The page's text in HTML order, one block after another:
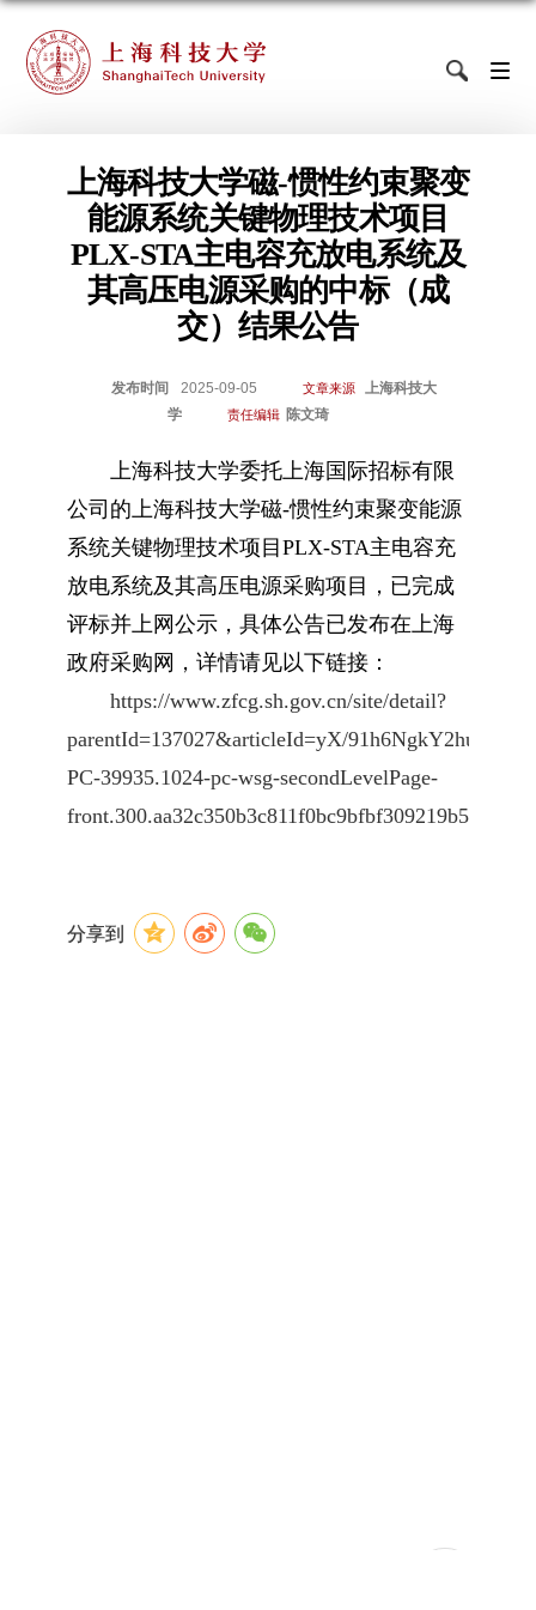
上海科技大学磁-惯性约束聚变
能源系统关键物理技术项目
PLX-STA主电容充放电系统及
其高压电源采购的中标（成
交）结果公告
发布时间 2025-09-05 文章来源
上海科技大
学
责任编辑 陈文琦
上海科技大学委托上海国际招标有限
公司的上海科技大学磁-惯性约束聚变能源
系统关键物理技术项目PLX-STA主电容充
放电系统及其高压电源采购项 目，已完成
评标并上网公示，具体公告已发布在上海
政府采购网，详情请见以下链接：
https://www.zfcg.sh.gov.cn/site/detail?
parentId=137027&articleId=yX/
PC-39935.1024-pc-wsg-secondLevelPage-
front.300.aa32c350b3c811f0bc9bfbf309219b54
分享到